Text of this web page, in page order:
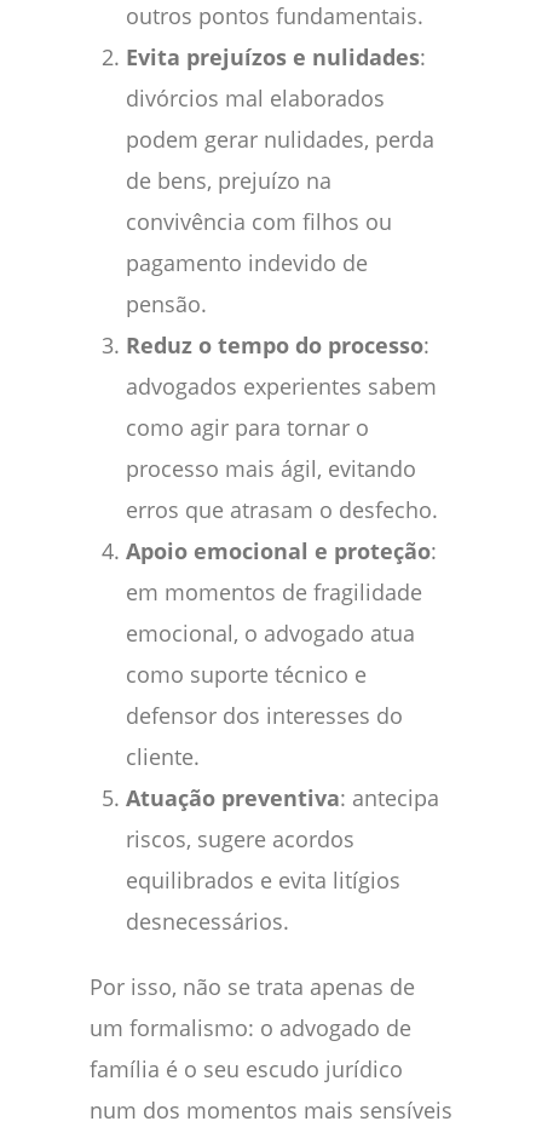
outros pontos fundamentais.
Evita prejuízos e nulidades:
divórcios mal elaborados
podem gerar nulidades, perda
de bens, prejuízo na
convivência com filhos ou
pagamento indevido de
pensão.
Reduz o tempo do processo:
advogados experientes sabem
como agir para tornar o
processo mais ágil, evitando
erros que atrasam o desfecho.
Apoio emocional e proteção:
em momentos de fragilidade
emocional, o advogado atua
como suporte técnico e
defensor dos interesses do
cliente.
Atuação preventiva: antecipa
riscos, sugere acordos
equilibrados e evita litígios
desnecessários.
Por isso, não se trata apenas de
um formalismo: o advogado de
família é o seu escudo jurídico
num dos momentos mais sensíveis